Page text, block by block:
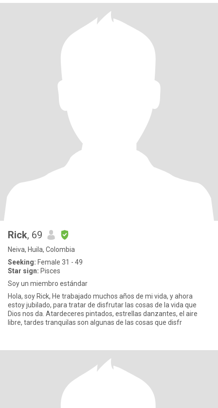
Rick, 69
Neiva, Huila, Colombia
Seeking: Female 31 - 49
Star sign: Pisces
Soy un miembro estándar
Hola, soy Rick, He trabajado muchos años de mi vida, y ahora
estoy jubilado, para tratar de disfrutar las cosas de la vida que
Dios nos da. Atardeceres pintados, estrellas danzantes, el aire
libre, tardes tranquilas son algunas de las cosas que disfr